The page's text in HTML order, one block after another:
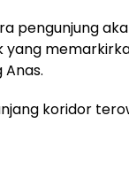
pengunjung
yang
koridor